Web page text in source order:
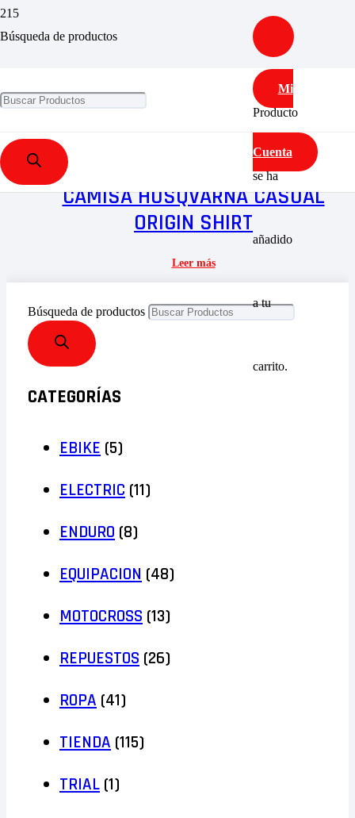
Búsqueda de productos
Producto
se ha
añadido
a tu
carrito.
Mi
Cuenta
Mostrando el único resultado
CAMISA HUSQVARNA CASUAL
ORIGIN SHIRT
Leer más
Búsqueda de productos
CATEGORÍAS
EBIKE (5)
ELECTRIC (11)
ENDURO (8)
EQUIPACION (48)
MOTOCROSS (13)
REPUESTOS (26)
ROPA (41)
TIENDA (115)
TRIAL (1)